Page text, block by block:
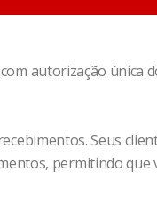
autorização única
Seus
permitindo